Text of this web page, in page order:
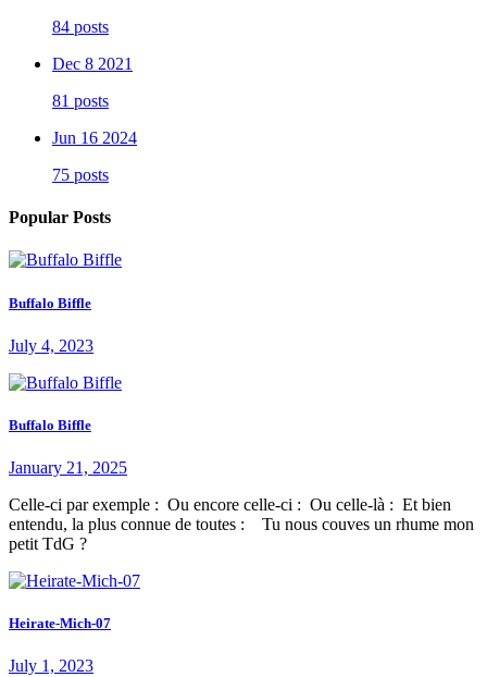
84 posts
Dec 8 2021
81 posts
Jun 16 2024
75 posts
Popular Posts
Buffalo Biffle
July 4, 2023
Buffalo Biffle
January 21, 2025
Celle-ci par exemple : Ou encore celle-ci : Ou celle-là : Et bien
entendu, la plus connue de toutes : Tu nous couves un rhume mon
petit TdG ?
Heirate-Mich-07
July 1, 2023